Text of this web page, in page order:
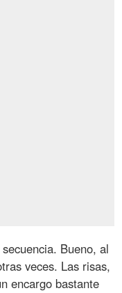
Bueno, al
veces. Las risas,
encargo bastante